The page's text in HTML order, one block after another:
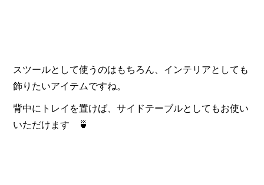
スツールとして使うのはもちろん、インテリアとしても
飾りたいアイテムですね。
背中にトレイを置けば、サイドテーブルとしてもお使い
いただけます 🍵